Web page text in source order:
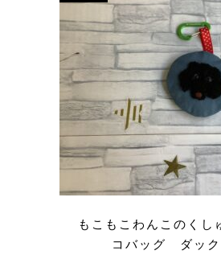
もこもこわんこのくし
コバッグ ダック